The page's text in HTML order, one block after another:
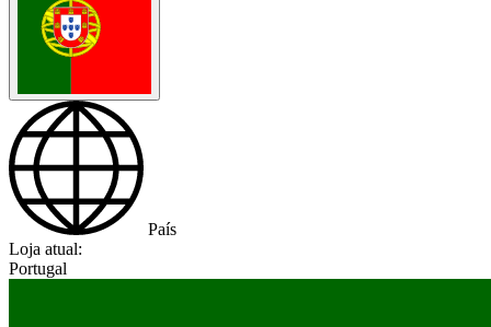
País
Loja atual:
Portugal